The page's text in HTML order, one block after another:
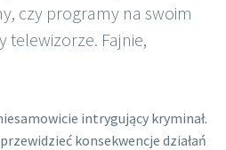
czy programy na swoim
telewizorze. Fajnie,
intrygujący kryminał.
konsekwencje działań